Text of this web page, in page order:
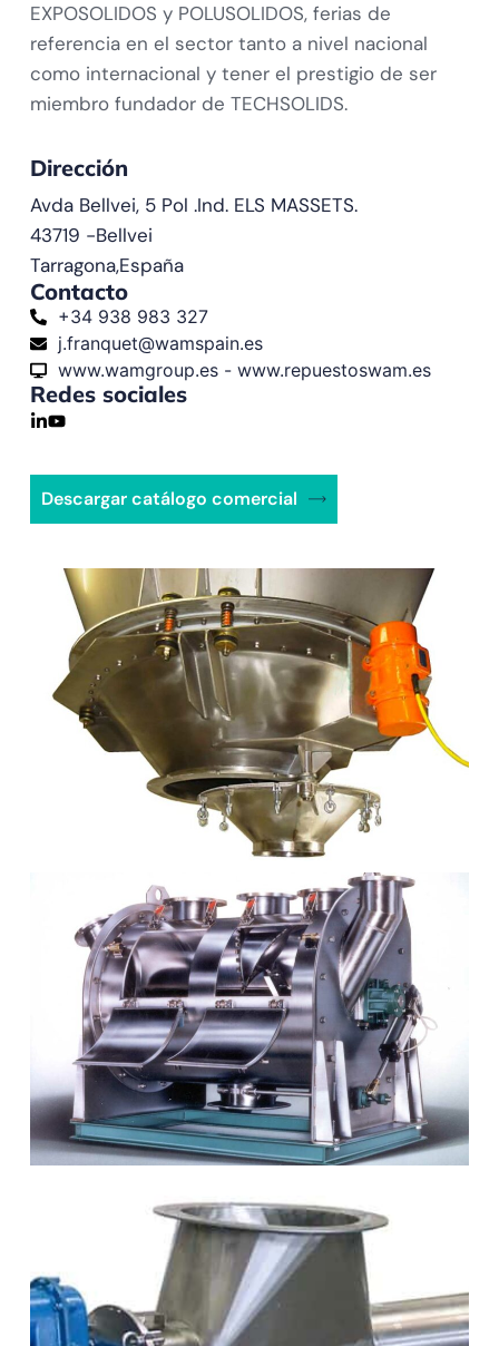
EXPOSOLIDOS y POLUSOLIDOS, ferias de
referencia en el sector tanto a nivel nacional
como internacional y tener el prestigio de ser
miembro fundador de TECHSOLIDS.
Dirección
Avda Bellvei, 5 Pol .Ind. ELS MASSETS.
43719 -Bellvei
Tarragona,España
Contacto
+34 938 983 327
j.franquet@wamspain.es
www.wamgroup.es - www.repuestoswam.es
Redes sociales
Descargar catálogo comercial